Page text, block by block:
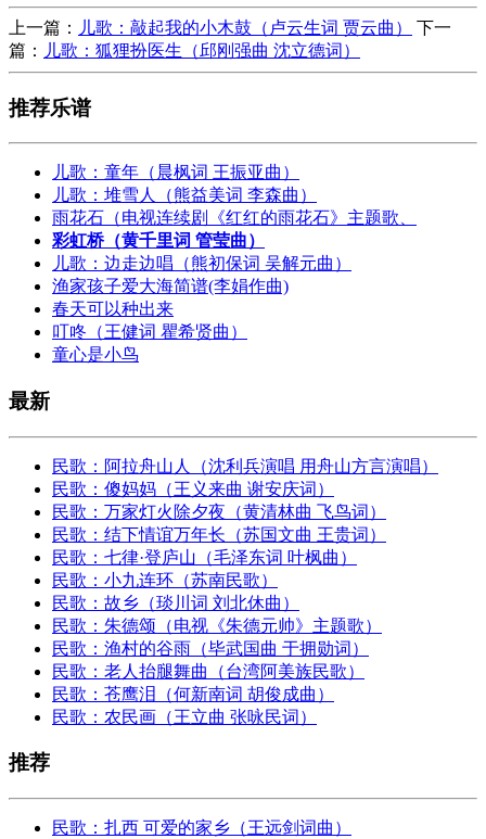
上一篇： 儿歌：敲起我的小木鼓（卢云生词 贾云曲）
下一
篇：
儿歌：狐狸扮医生（邱刚强曲 沈立德词）
推荐乐谱
儿歌：童年（晨枫词 王振亚曲）
儿歌：堆雪人（熊益美词 李森曲）
雨花石（电视连续剧《红红的雨花石》主题歌、
彩虹桥（黄千里词 管莹曲）
儿歌：边走边唱（熊初保词 吴解元曲）
渔家孩子爱大海简谱(李娟作曲)
春天可以种出来
叮咚（王健词 瞿希贤曲）
童心是小鸟
最新
民歌：阿拉舟山人（沈利兵演唱 用舟山方言演唱）
民歌：傻妈妈（王义来曲 谢安庆词）
民歌：万家灯火除夕夜（黄清林曲 飞鸟词）
民歌：结下情谊万年长（苏国文曲 王贵词）
民歌：七律·登庐山（毛泽东词 叶枫曲）
民歌：小九连环（苏南民歌）
民歌：故乡（琰川词 刘北休曲）
民歌：朱德颂（电视《朱德元帅》主题歌）
民歌：渔村的谷雨（毕武国曲 于拥勋词）
民歌：老人抬腿舞曲（台湾阿美族民歌）
民歌：苍鹰泪（何新南词 胡俊成曲）
民歌：农民画（王立曲 张咏民词）
推荐
民歌：扎西 可爱的家乡（王远剑词曲）